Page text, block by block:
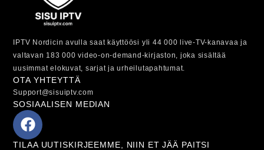
IPTV Nordicin avulla saat käyttöösi yli 44 000 live-TV-kanavaa ja
valtavan 183 000 video-on-demand-kirjaston, joka sisältää
uusimmat elokuvat, sarjat ja urheilutapahtumat.
OTA YHTEYTTÄ
Support@sisuiptv.com
SOSIAALISEN MEDIAN
TILAA UUTISKIRJEEMME, NIIN ET JÄÄ PAITSI